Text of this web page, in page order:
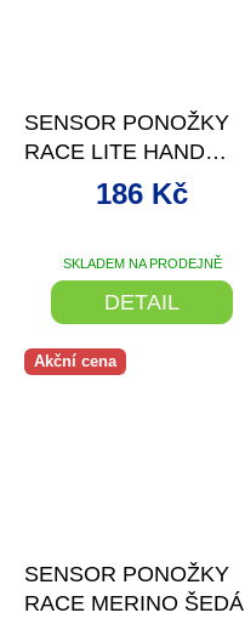
SENSOR PONOŽKY
RACE LITE HAND
ČERNÁ
SKLADEM NA PRODEJNĚ
186 Kč
DETAIL
Akční cena
SENSOR PONOŽKY
RACE MERINO ŠEDÁ